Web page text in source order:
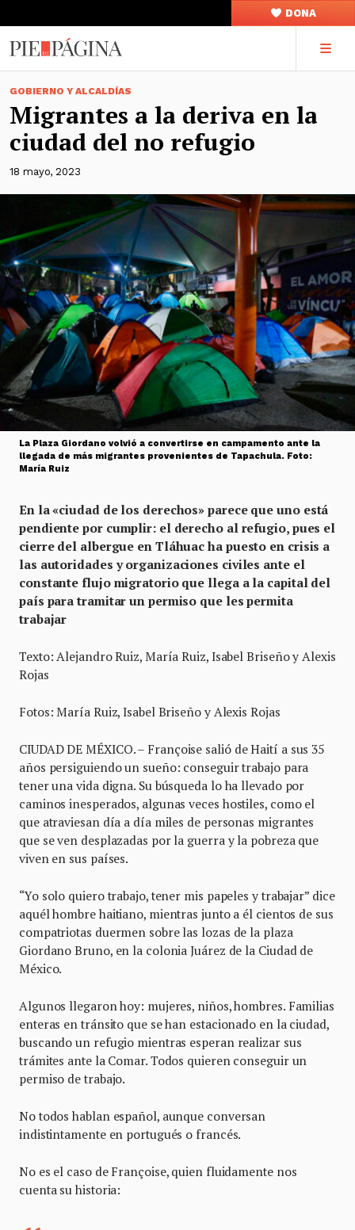
DONA
GOBIERNO Y ALCALDÍAS
Migrantes a la deriva en la
ciudad del no refugio
18 mayo, 2023
La Plaza Giordano volvió a convertirse en campamento ante la
llegada de más migrantes provenientes de Tapachula. Foto:
María Ruiz
En la «ciudad de los derechos» parece que uno está
pendiente por cumplir: el derecho al refugio, pues el
cierre del albergue en Tláhuac ha puesto en crisis a
las autoridades y organizaciones civiles ante el
constante flujo migratorio que llega a la capital del
país para tramitar un permiso que les permita
trabajar
Texto: Alejandro Ruiz, María Ruiz, Isabel Briseño y Alexis
Rojas
Fotos: María Ruiz, Isabel Briseño y Alexis Rojas
CIUDAD DE MÉXICO. – Françoise salió de Haití a sus 35
años persiguiendo un sueño: conseguir trabajo para
tener una vida digna. Su búsqueda lo ha llevado por
caminos inesperados, algunas veces hostiles, como el
que atraviesan día a día miles de personas migrantes
que se ven desplazadas por la guerra y la pobreza que
viven en sus países.
“Yo solo quiero trabajo, tener mis papeles y trabajar” dice
aquél hombre haitiano, mientras junto a él cientos de sus
compatriotas duermen sobre las lozas de la plaza
Giordano Bruno, en la colonia Juárez de la Ciudad de
México.
Algunos llegaron hoy: mujeres, niños, hombres. Familias
enteras en tránsito que se han estacionado en la ciudad,
buscando un refugio mientras esperan realizar sus
trámites ante la Comar. Todos quieren conseguir un
permiso de trabajo.
No todos hablan español, aunque conversan
indistintamente en portugués o francés.
No es el caso de Françoise, quien fluidamente nos
cuenta su historia: